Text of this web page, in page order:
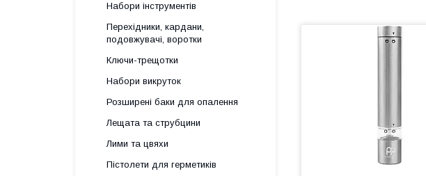
Набори інструментів
Перехідники, кардани,
подовжувачі, воротки
Ключи-трещотки
Набори викруток
Розширені баки для опалення
Лещата та струбцини
Лими та цвяхи
Пістолети для герметиків